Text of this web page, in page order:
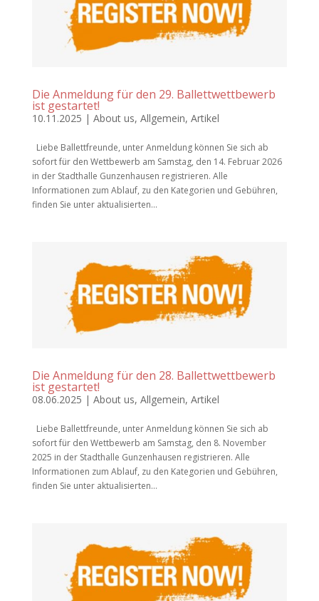
Die Anmeldung für den 29. Ballettwettbewerb
ist gestartet!
10.11.2025 | About us, Allgemein, Artikel
Liebe Ballettfreunde, unter Anmeldung können Sie sich ab
sofort für den Wettbewerb am Samstag, den 14. Februar 2026
in der Stadthalle Gunzenhausen registrieren. Alle
Informationen zum Ablauf, zu den Kategorien und Gebühren,
finden Sie unter aktualisierten...
Die Anmeldung für den 28. Ballettwettbewerb
ist gestartet!
08.06.2025 | About us, Allgemein, Artikel
Liebe Ballettfreunde, unter Anmeldung können Sie sich ab
sofort für den Wettbewerb am Samstag, den 8. November
2025 in der Stadthalle Gunzenhausen registrieren. Alle
Informationen zum Ablauf, zu den Kategorien und Gebühren,
finden Sie unter aktualisierten...